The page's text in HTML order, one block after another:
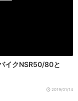
イクNSR50/80と
2019/01/14